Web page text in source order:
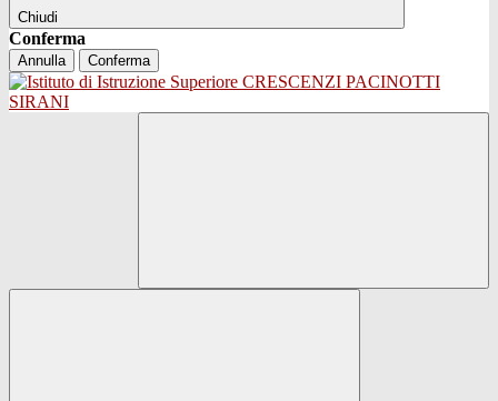
Chiudi
Conferma
Annulla Conferma